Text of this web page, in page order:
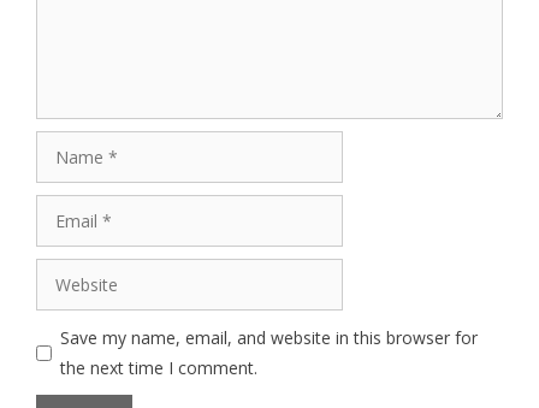
Website
Save my name, email, and website in this browser for
the next time I comment.